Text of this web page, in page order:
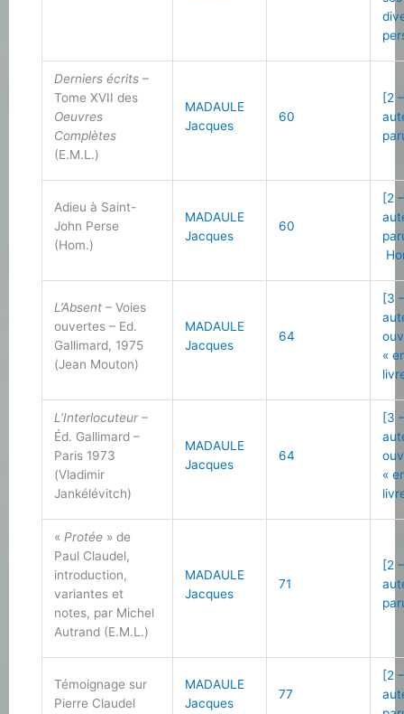
Derniers écrits –
Tome XVII des
Oeuvres
Complètes
(E.M.L.)
MADAULE
Jacques
60
[2
Adieu à Saint-
John Perse
(Hom.)
MADAULE
Jacques
60
[2
L’Absent – Voies
ouvertes – Ed.
Gallimard, 1975
(Jean Mouton)
MADAULE
Jacques
64
[3
«
L’Interlocuteur–
Éd. Gallimard –
Paris 1973
(Vladimir
Jankélévitch)
MADAULE
Jacques
64
[3
«
« Protée » de
Paul Claudel,
introduction,
variantes et
notes, par Michel
Autrand (E.M.L.)
MADAULE
Jacques
71
[2
Témoignage sur
Pierre Claudel
MADAULE
Jacques
77
[2